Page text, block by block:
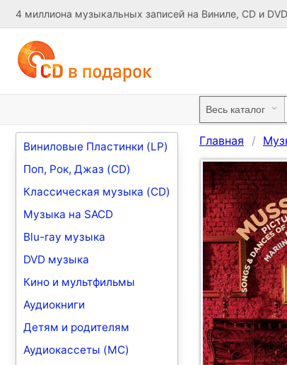
4 миллиона музыкальных записей на Виниле, CD и DVD
Виниловые Пластинки (LP)
Поп, Рок, Джаз (CD)
Классическая музыка (CD)
Музыка на SACD
Blu-ray музыка
DVD музыка
Кино и мультфильмы
Аудиокниги
Детям и родителям
Аудиокассеты (MC)
Главная